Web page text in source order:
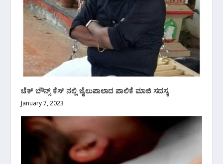
ಚೆಕ್ ಬೌನ್ಸ್ ಕೆಸ್ ನಲ್ಲಿ ಜೈಲುಪಾಲಾದ ಪಾಲಿಕೆ ಮಾಜಿ ಸದಸ್ಯ
January 7, 2023